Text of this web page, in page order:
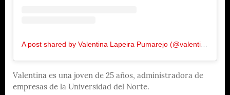
A post shared by Valentina Lapeira Pumarejo (@valentinalapeira)
Valentina es una joven de 25 años, administradora de
empresas de la Universidad del Norte.